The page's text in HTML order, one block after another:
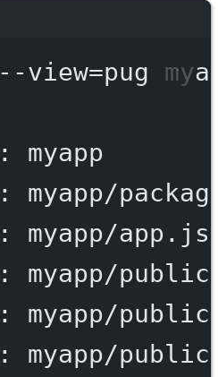
--view=pug
:
myapp
:
myapp/
:
myapp/app.js
:
myapp/public
:
myapp/
:
myapp/